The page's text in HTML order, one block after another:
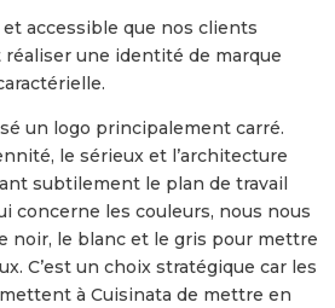
et accessible que nos clients
une identité de marque
un logo principalement carré.
le sérieux et l’architecture
subtilement le plan de travail
concerne les couleurs, nous nous
noir, le blanc et le gris pour mettre
C’est un choix stratégique car les
à Cuisinata de mettre en